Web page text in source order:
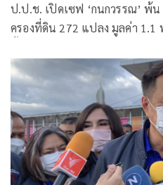
ป.ป.ช. เปิดเซฟ ‘กนกวรรณ’ พ้
ครองที่ดิน 272 แปลง มูลค่า 1.1